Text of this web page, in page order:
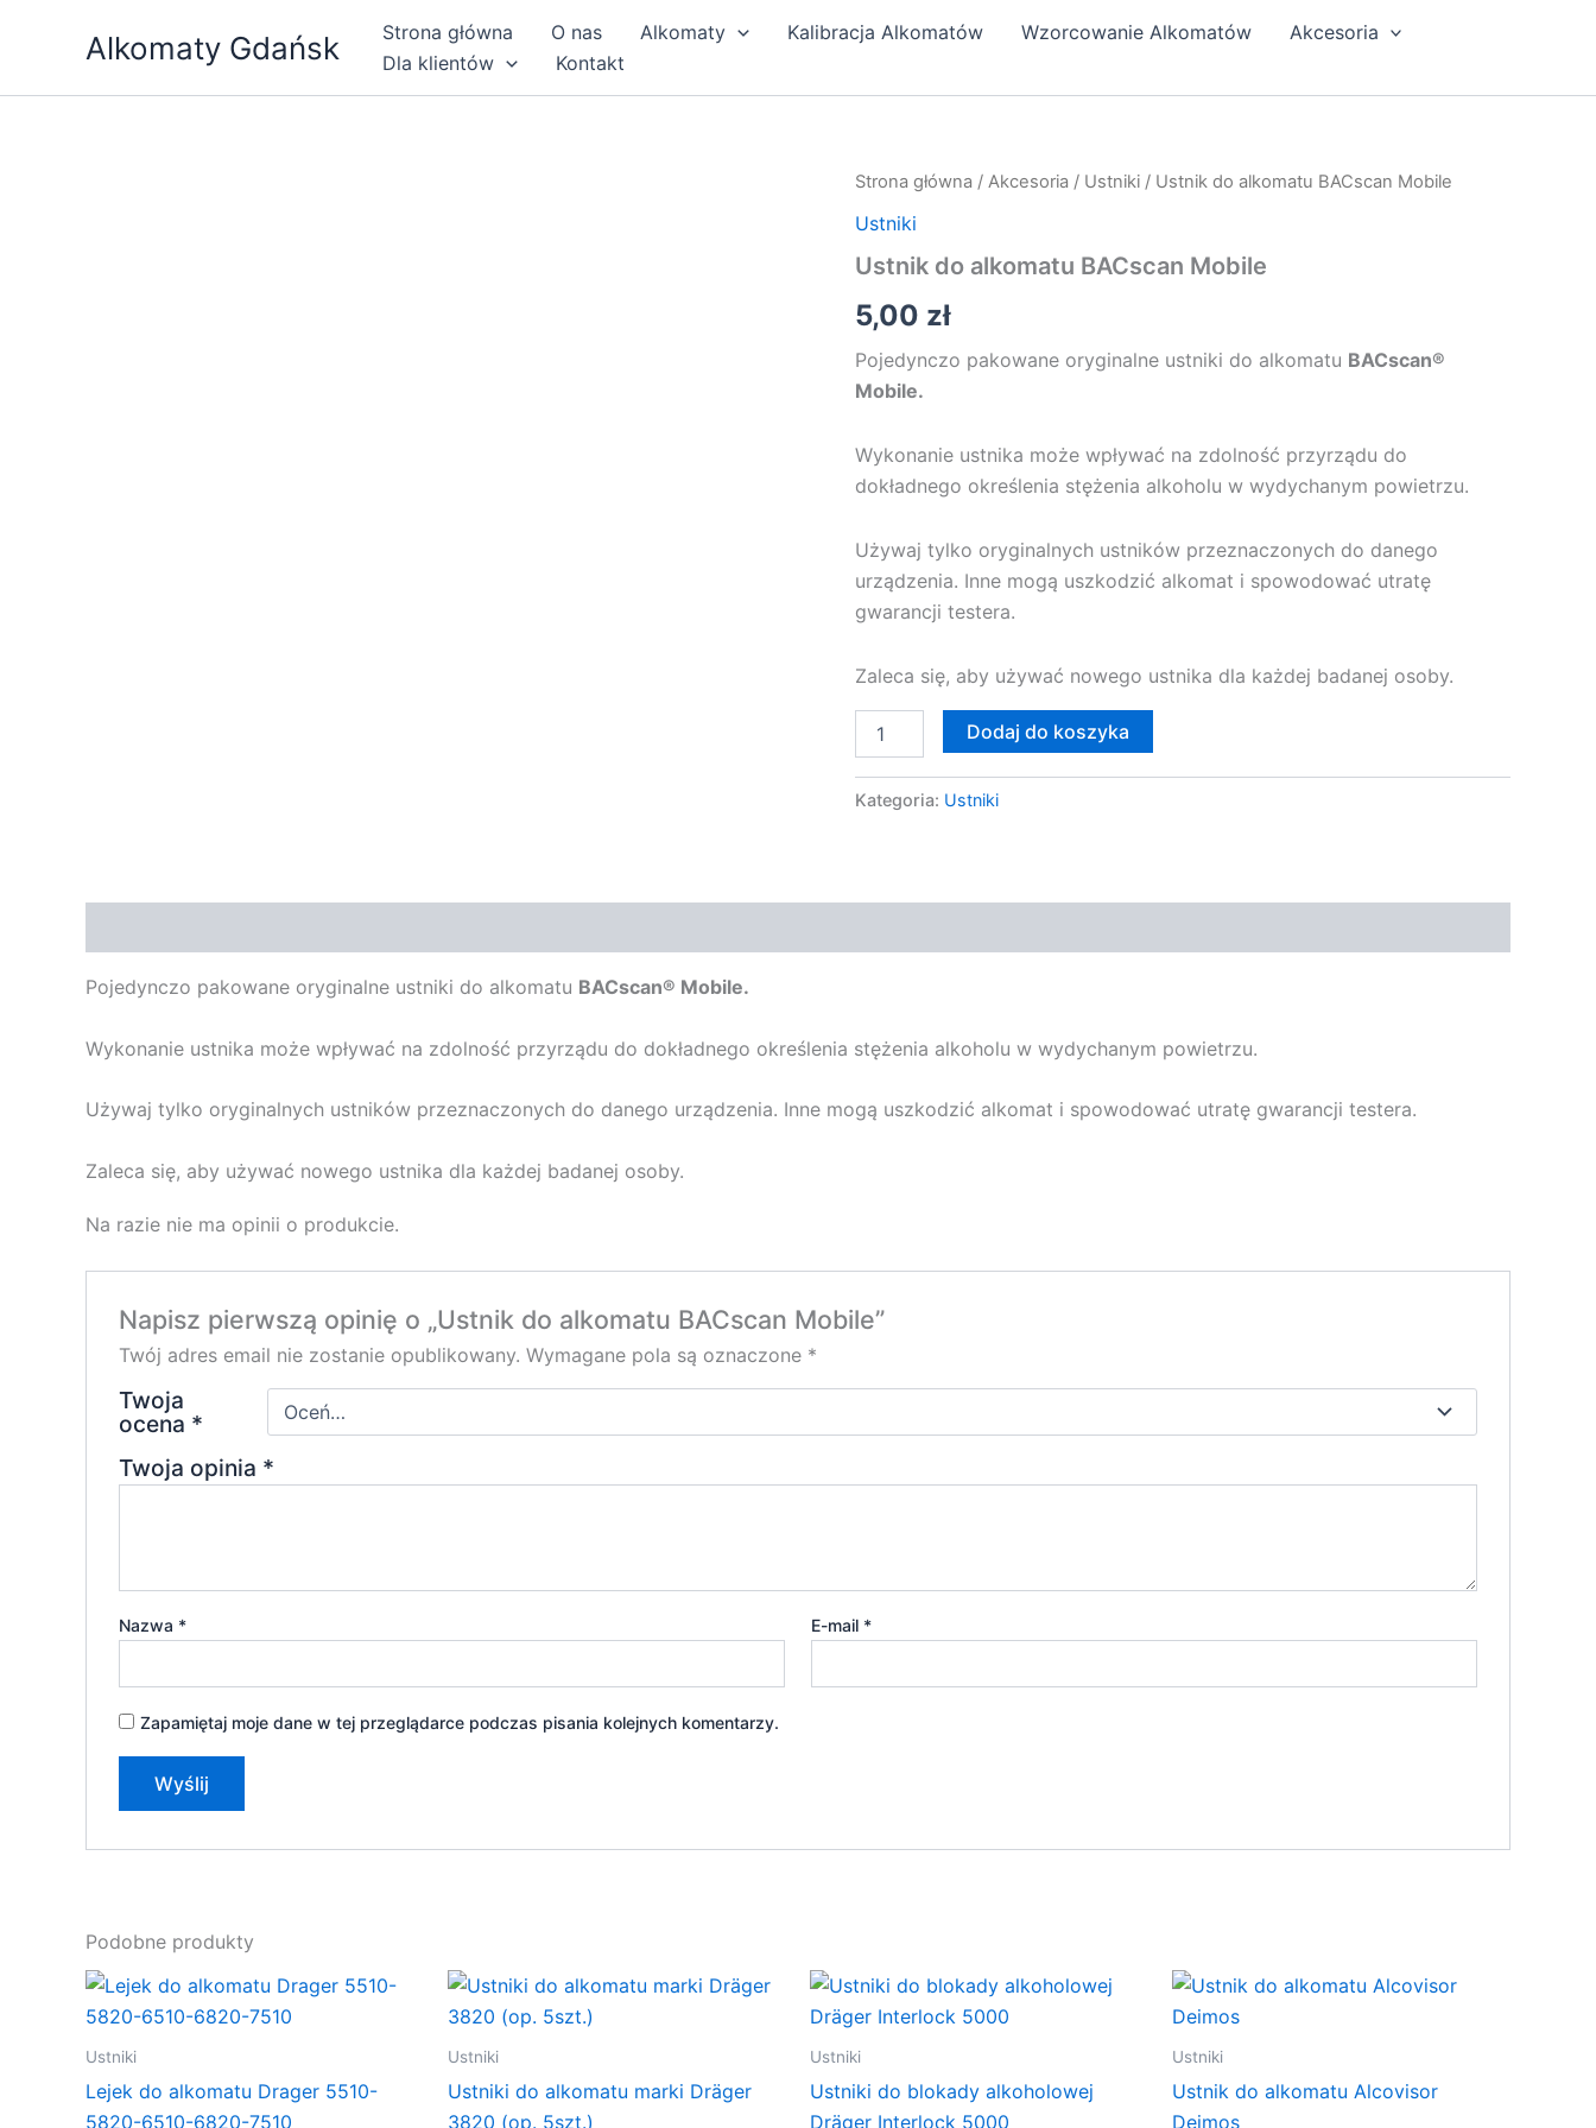
Alkomaty Gdańsk Strona główna O nas Alkomaty Kalibracja Alkomatów Wzorcowanie Alkomatów
Akcesoria
Dla klientów
Kontakt
Strona główna / Akcesoria / Ustniki / Ustnik do alkomatu BACscan Mobile
Ustniki
Ustnik do alkomatu BACscan Mobile
5,00 zł
Pojedynczo pakowane oryginalne ustniki do alkomatu BACscan®
Mobile.
Wykonanie ustnika może wpływać na zdolność przyrządu do
dokładnego określenia stężenia alkoholu w wydychanym powietrzu.
Używaj tylko oryginalnych ustników przeznaczonych do danego
urządzenia. Inne mogą uszkodzić alkomat i spowodować utratę
gwarancji testera.
Zaleca się, aby używać nowego ustnika dla każdej badanej osoby.
ilość
do
BACscan
Dodaj do koszyka
Kategoria: Ustniki
Pojedynczo pakowane oryginalne ustniki do alkomatu BACscan® Mobile.
Wykonanie ustnika może wpływać na zdolność przyrządu do dokładnego określenia stężenia alkoholu w wydychanym powietrzu.
Używaj tylko oryginalnych ustników przeznaczonych do danego urządzenia. Inne mogą uszkodzić alkomat i spowodować utratę gwarancji testera.
Zaleca się, aby używać nowego ustnika dla każdej badanej osoby.
Na razie nie ma opinii o produkcie.
Napisz pierwszą opinię o „Ustnik do alkomatu BACscan Mobile”
Twój adres email nie zostanie opublikowany. Wymagane pola są oznaczone *
Twoja
ocena *
Twoja opinia *
Nazwa * E-mail *
Zapamiętaj moje dane w tej przeglądarce podczas pisania kolejnych komentarzy.
Podobne produkty
Ustniki
Lejek do alkomatu Drager 5510-
5820-6510-6820-7510
Ustniki
Ustniki do alkomatu marki Dräger
3820 (op. 5szt.)
Ustniki
Ustniki do blokady alkoholowej
Dräger Interlock 5000
Ustniki
Ustnik do alkomatu Alcovisor
Deimos